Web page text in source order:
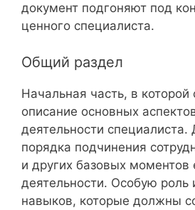
документ подгоняют под
ценного специалиста.
Общий раздел
Начальная часть, в которой
описание основных
деятельности специалиста.
порядка подчинения
и других базовых моментов
деятельности. Особую роль
навыков, которые должны